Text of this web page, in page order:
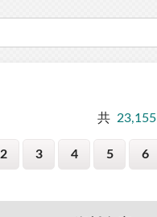
共 23,155
2 3 4 5 6